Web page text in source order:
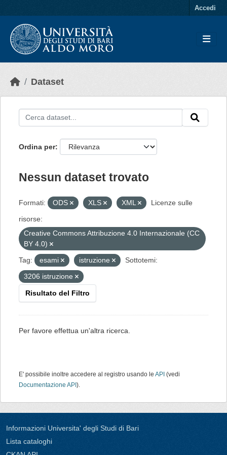
Accedi
Dataset
Ordina per
Nessun dataset trovato
Formati: ODS XLS XML
Licenze sulle
risorse:
Creative Commons Attribuzione 4.0 Internazionale (CC
BY 4.0)
Tag:
esami istruzione
Sottotemi:
3206 istruzione
Risultato del Filtro
Per favore effettua un'altra ricerca.
E' possibile inoltre accedere al registro usando le API (vedi
Documentazione API ).
Informazioni Universita' degli Studi di Bari
Lista cataloghi